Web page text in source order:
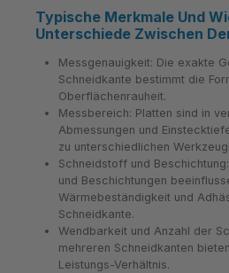
Typische Merkmale Und
Unterschiede Zwischen
Messgenauigkeit: Die exakte
Schneidkante bestimmt die
Oberflächenrauheit.
Messbereich: Platten sind in
Abmessungen und
zu unterschiedlichen
Schneidstoff und
und Beschichtungen
Wärmebeständigkeit und
Schneidkante.
Wendbarkeit und Anzahl der
mehreren Schneidkanten
Leistungs-Verhältnis.